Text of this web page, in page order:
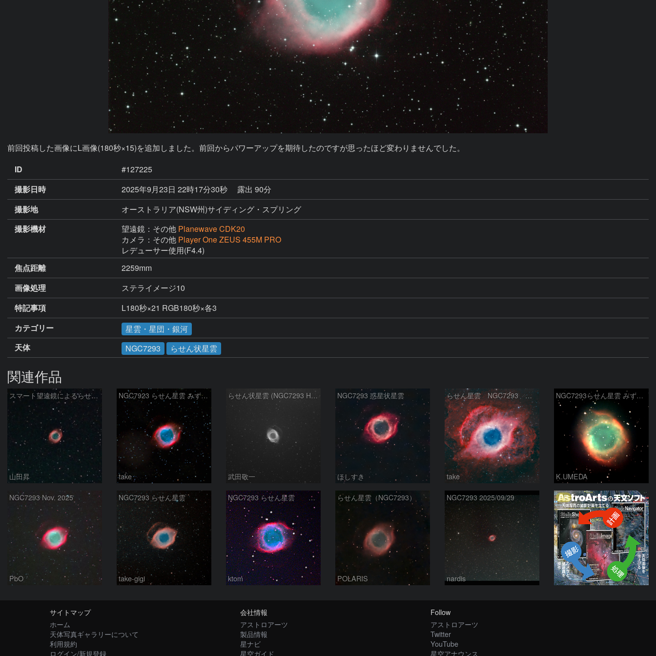
ID
#127225
撮影日時
2025年9月23日 22時17分30秒
露出 90分
撮影地
オーストラリア(NSW州)サイディング・スプリング
撮影機材
望遠鏡：その他 Planewave CDK20
カメラ：その他 Player One ZEUS 455M PRO
レデューサー使用(F4.4)
焦点距離
2259mm
画像処理
ステライメージ10
特記事項
L180秒×21 RGB180秒×各3
カテゴリー
星雲・星団・銀河
天体
NGC7293 らせん状星雲
関連作品
スマート望遠鏡によるらせん星雲
山田昇
NGC7923 らせん星雲 みずがめ座
take
らせん状星雲 (NGC7293 Helix Nebula)
武田敬一
NGC7293 惑星状星雲
ほしすき
らせん星雲 NGC7293 みずがめ座
take
NGC7293らせん星雲 みずかめ座
K.UMEDA
NGC7293 Nov. 2025
PbO
NGC7293 らせん星雲
take-gigi
NGC7293 らせん星雲 2025-10-17
ktom
らせん星雲（NGC7293）
POLARIS
NGC7293 2025/09/29
nardis
PR
サイトマップ
ホーム
天体写真ギャラリーについて
利用規約
ログイン/新規登録
会社情報
アストロアーツ
製品情報
星ナビ
星空ガイド
Follow
アストロアーツ
Twitter
YouTube
星空アナウンス